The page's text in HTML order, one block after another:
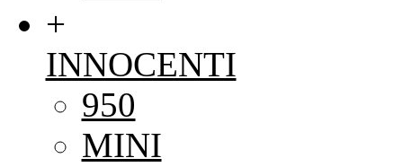
+
INNOCENTI
950
MINI